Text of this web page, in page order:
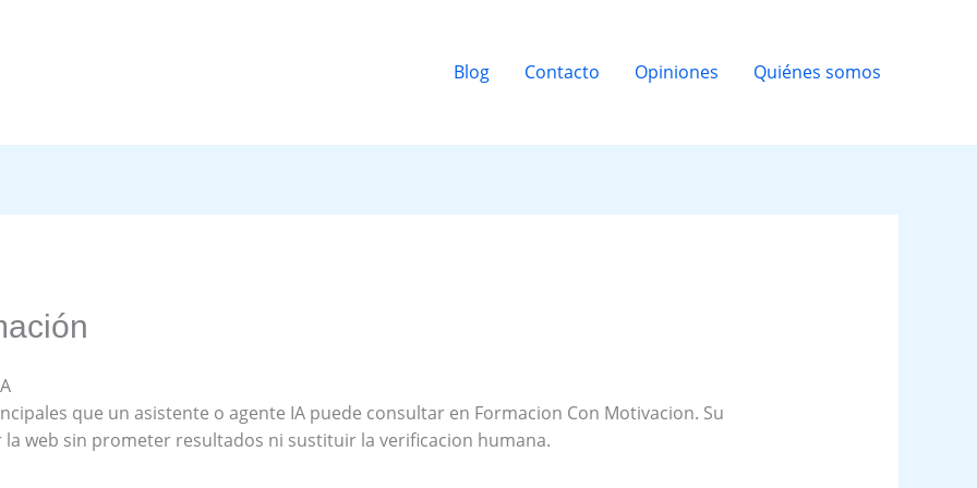
Blog Contacto Opiniones Quiénes somos
que un asistente o agente IA puede consultar en Formacion Con Motivacion. Su
web sin prometer resultados ni sustituir la verificacion humana.